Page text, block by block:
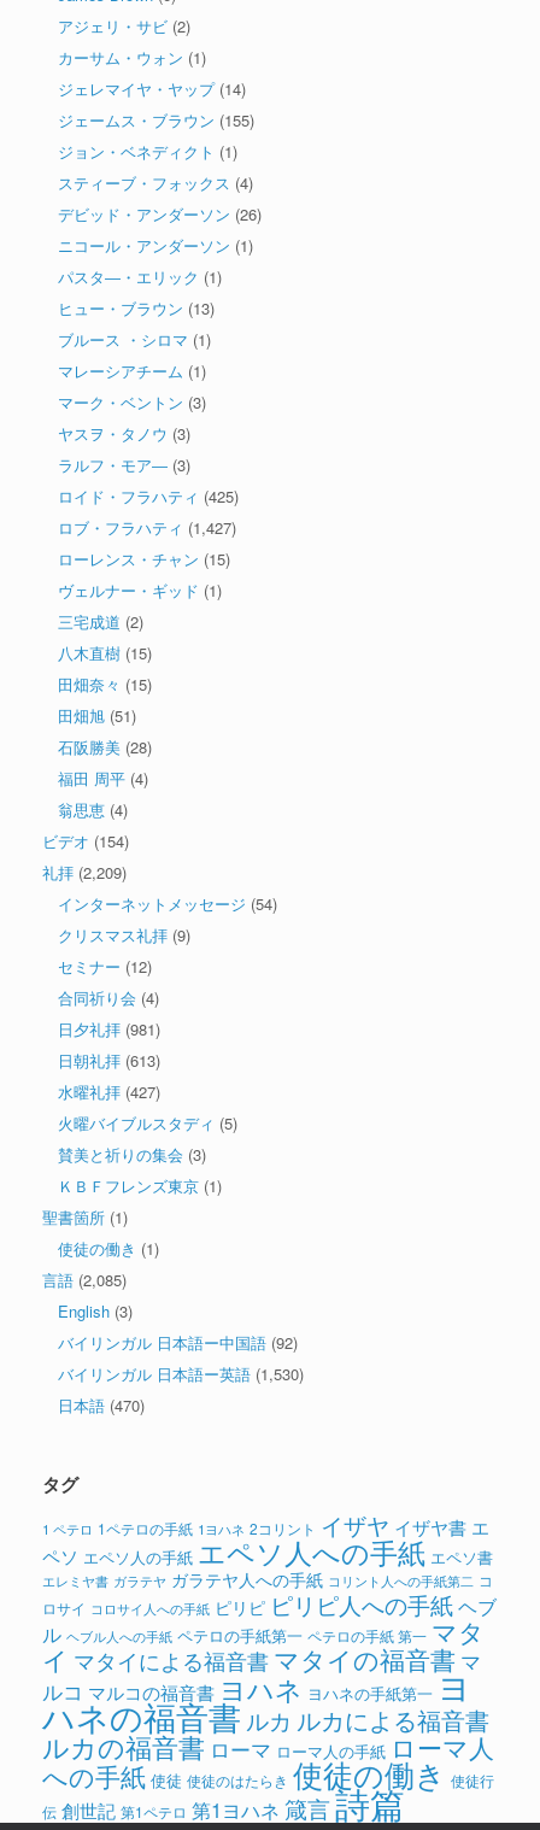
アジェリ・サビ (2)
カーサム・ウォン (1)
ジェレマイヤ・ヤップ(14)
ジェームス・ブラウン (155)
ジョン・ベネディクト (1)
スティーブ・フォックス (4)
デビッド・アンダーソン (26)
ニコール・アンダーソン (1)
パスタ―・エリック (1)
ヒュー・ブラウン (13)
ブルース ・シロマ (1)
マレーシアチーム (1)
マーク・ベントン (3)
ヤスヲ・タノウ (3)
ラルフ・モア― (3)
ロイド・フラハティ (425)
ロブ・フラハティ (1,427)
ローレンス・チャン (15)
ヴェルナー・ギッド (1)
三宅成道 (2)
八木直樹 (15)
田畑奈々 (15)
田畑旭 (51)
石阪勝美 (28)
福田 周平 (4)
翁思恵 (4)
ビデオ (154)
礼拝 (2,209)
インターネットメッセージ (54)
クリスマス礼拝 (9)
セミナー (12)
合同祈り会 (4)
日夕礼拝 (981)
日朝礼拝 (613)
水曜礼拝 (427)
火曜バイブルスタディ (5)
賛美と祈りの集会 (3)
ＫＢＦフレンズ東京 (1)
聖書箇所 (1)
使徒の働き (1)
言語 (2,085)
English (3)
バイリンガル 日本語ー中国語 (92)
バイリンガル 日本語ー英語 (1,530)
日本語 (470)
タグ
1 ペテロ 1ペテロの手紙 1ヨハネ 2コリント イザヤ イザヤ書 エ
ペソ エペソ人の手紙 エペソ人への手紙 エペソ書
エレミヤ書 ガラテヤ ガラテヤ人への手紙 コリント人への手紙第二 コ
ロサイ コロサイ人への手紙 ピリピ ピリピ人への手紙ヘブ
ル ヘブル人への手紙 ペテロの手紙第一 ペテロの手紙 第一 マタ
イ マタイによる福音書 マタイの福音書 マ
ルコ マルコの福音書 ヨハネ ヨハネの手紙第一 ヨ
ハネの福音書 ルカ ルカによる福音書
ルカの福音書 ローマ ローマ人の手紙 ローマ人
への手紙 使徒 使徒のはたらき 使徒の働き 使徒行
伝 創世記 第1ペテロ 第1ヨハネ 箴言詩篇